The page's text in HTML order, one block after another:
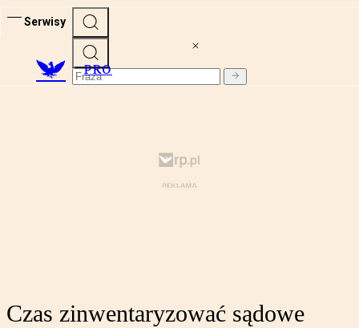
Serwisy
PRO
Czas zinwentaryzować sądowe